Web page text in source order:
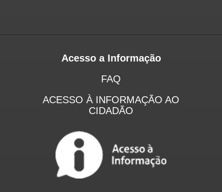
Acesso a Informação
FAQ
ACESSO À INFORMAÇÃO AO
CIDADÃO